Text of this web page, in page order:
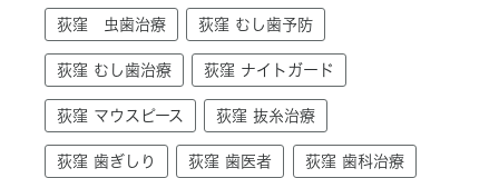
荻窪 虫歯治療 荻窪 むし歯予防
荻窪 むし歯治療 荻窪 ナイトガード
荻窪 マウスピース 荻窪 抜糸治療
荻窪 歯ぎしり 荻窪 歯医者 荻窪 歯科治療